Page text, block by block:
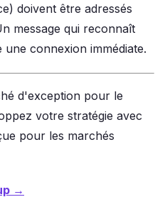
doivent être adressés
message qui reconnaît
connexion immédiate.
d'exception pour le
votre stratégie avec
pour les marchés
→